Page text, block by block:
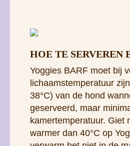
HOE TE SERVEREN
Yoggies BARF moet bij
lichaamstemperatuur
38°C) van de hond
geserveerd, maar
kamertemperatuur. Giet
warmer dan 40°C op